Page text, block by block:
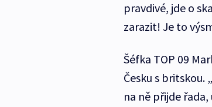
pravdivé, jde o
zarazit! Je to
Šéfka TOP 09
Česku s britskou.
na ně přijde